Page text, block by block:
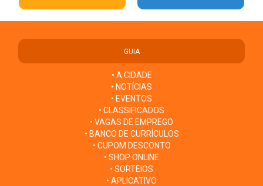
GUIA
• A CIDADE
• NOTÍCIAS
• EVENTOS
• CLASSIFICADOS
• VAGAS DE EMPREGO
• BANCO DE CURRÍCULOS
• CUPOM DESCONTO
• SHOP ONLINE
• SORTEIOS
• APLICATIVO